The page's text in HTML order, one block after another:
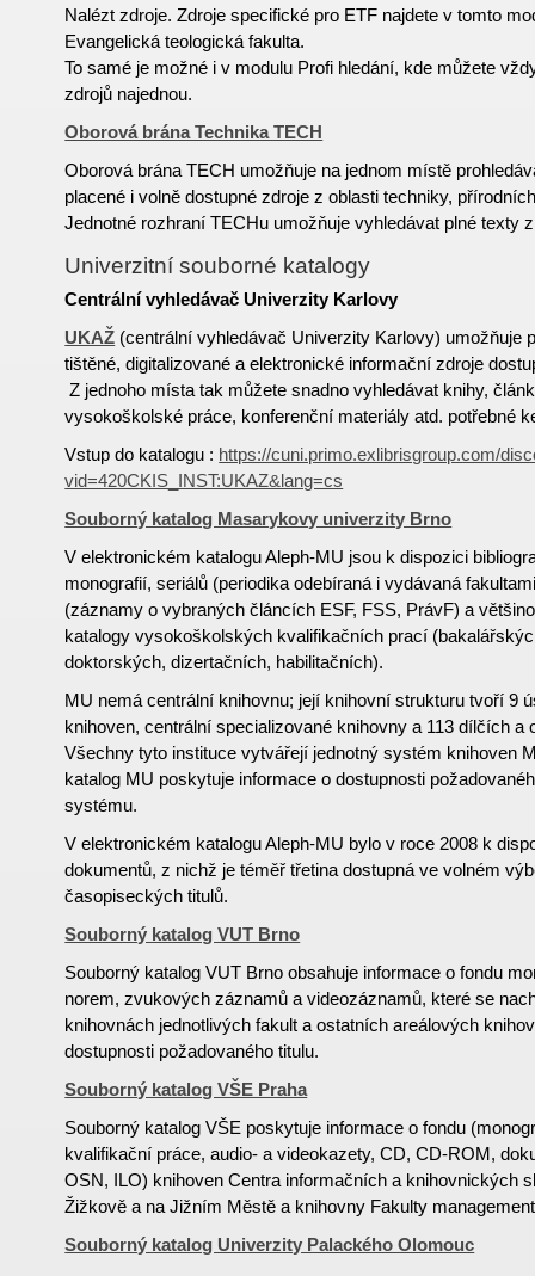
Nalézt zdroje. Zdroje specifické pro ETF najdete v tomto
Evangelická teologická fakulta.
To samé je možné i v modulu Profi hledání, kde můžete
zdrojů najednou.
Oborová brána Technika TECH
Oborová brána TECH umožňuje na jednom místě
placené i volnědostupné zdroje z oblasti techniky,
Jednotné rozhraní TECHu umožňuje vyhledávat plné texty
Univerzitní souborné katalogy
Centrální vyhledávač Univerzity Karlovy
UKAŽ (centrální vyhledávač Univerzity Karlovy) umožňuje
tištěné, digitalizované a elektronické informační zdroje
Z jednoho místa tak můžete snadno vyhledávat knihy,
vysokoškolské práce, konferenční materiály atd. potřebné
Vstup do katalogu : https://cuni.primo.exlibrisgroup.com/
vid=420CKIS_INST:UKAZ&lang=cs
Souborný katalog Masarykovy univerzity Brno
V elektronickém katalogu Aleph-MU jsou k dispozici
monografií, seriálů (periodika odebíraná i vydávaná
(záznamy o vybraných článcích ESF, FSS, PrávF) a
katalogy vysokoškolských kvalifikačních prací
doktorských, dizertačních, habilitačních).
MU nemá centrální knihovnu; její knihovní strukturu tvoří 9
knihoven, centrální specializované knihovny a 113 dílčích a
Všechny tyto instituce vytvářejí jednotný systém knihoven
katalog MU poskytuje informace o dostupnosti
systému.
V elektronickém katalogu Aleph-MU bylo v roce 2008 k
dokumentů, z nichž je téměř třetina dostupná ve volném
časopiseckých titulů.
Souborný katalog VUT Brno
Souborný katalog VUT Brno obsahuje informace o fondu
norem, zvukových záznamů a videozáznamů, které se
knihovnách jednotlivých fakult a ostatních areálových
dostupnosti požadovaného titulu.
Souborný katalog VŠE Praha
Souborný katalog VŠE poskytuje informace o fondu
kvalifikační práce, audio- a videokazety, CD, CD-ROM,
OSN, ILO) knihoven Centra informačních a knihovnických
Žižkově a na Jižním Městě a knihovny Fakulty
Souborný katalog Univerzity Palackého Olomouc